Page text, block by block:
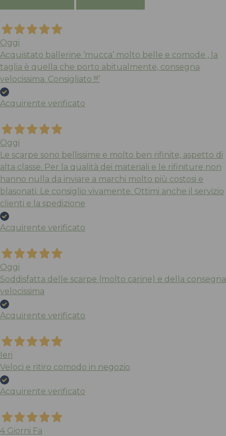
Spray Ravvivante
Le Walterine
Neutro
Plastica
11,00€
Legno
6,50€
Oggi
Acquistato ballerine ‘mucca’ molto belle e comode , la
taglia è quella che porto abitualmente, consegna
velocissima. Consigliato !!!’
Acquirente verificato
Oggi
Le scarpe sono bellissime e molto ben rifinite, aspetto di
alta classe. Per la qualità dei materiali e le rifiniture non
hanno nulla da inviare a marchi molto più costosi e
blasonati. Le consiglio vivamente. Ottimi anche il servizio
clienti e la spedizione
Acquirente verificato
Oggi
Soddisfatta delle scarpe (molto carine) e della consegna
velocissima
Acquirente verificato
Ieri
Veloci e ritiro comodo in negozio
Acquirente verificato
4 Giorni Fa